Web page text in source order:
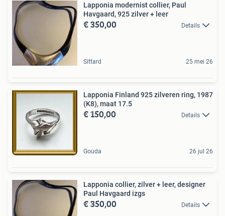
Lapponia modernist collier, Paul
Havgaard, 925 zilver + leer
€ 350,00 Details
Sittard 25 mei 26
Lapponia Finland 925 zilveren ring, 1987
(K8), maat 17.5
€ 150,00 Details
Gouda 26 jul 26
Lapponia collier, zilver + leer, designer
Paul Havgaard izgs
€ 350,00 Details